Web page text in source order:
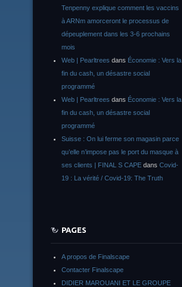
Tenpenny explique comment les vaccins
à ARNm amorceront le processus de
dépeuplement dans les 3-6 prochains
mois
Web | Pearltrees dans Économie : Vers la
fin du cash, un désastre social
programmé
Web | Pearltrees dans Économie : Vers la
fin du cash, un désastre social
programmé
Suisse : On lui ferme son magasin parce
qu’elle n’impose pas le port du masque à
ses clients | FINAL S CAPE dans Covid-
19 : La vérité / Covid-19: The Truth
PAGES
A propos de Finalscape
Contacter Finalscape
DIDIER MAROUANI ET LE GROUPE